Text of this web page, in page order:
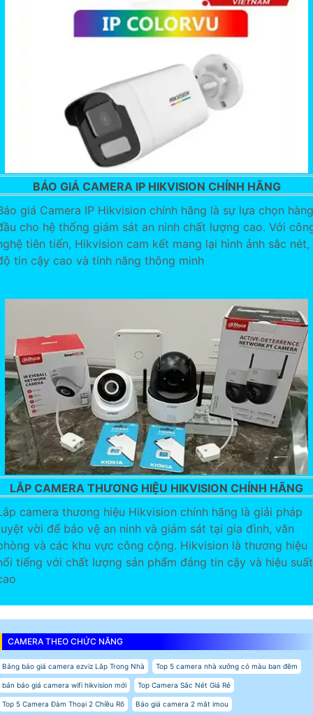
BÁO GIÁ CAMERA IP HIKVISION CHÍNH HÃNG
giá Camera IP Hikvision chính hãng là sự lựa chọn hàng
cho hệ thống giám sát an ninh chất lượng cao. Với
tiên tiến, Hikvision cam kết mang lại hình ảnh sắc nét,
tin cậy cao và tính năng thông minh
LẮP CAMERA THƯƠNG HIỆU HIKVISION CHÍNH HÃNG
camera thương hiệu Hikvision chính hãng là giải pháp
vời để bảo vệ an ninh và giám sát tại gia đình, văn
và các khu vực công cộng. Hikvision là thương hiệu
tiếng với chất lượng sản phẩm đáng tin cậy và hiệu suất
CAMERA THEO CHỨC NĂNG
Bảng báo giá camera ezviz Lắp Trong Nhà Top 5 camera nhà xưởng có màu ban đêm
bản báo giá camera wifi hikvision mới Top Camera Sắc Nét Giá Rẻ
Top 5 Camera Đàm Thoại 2 Chiều Rõ Báo giá camera 2 mắt imou